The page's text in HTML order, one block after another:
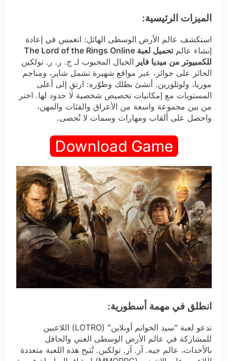
الميزات الرئيسية:
استكشف عالم الأرض الوسطى الهائل: انغمس في إعادة
إنشاء عالم
تحميل لعبة The Lord of the Rings Online
للكمبيوتر من ميديا فاير الخيال المحبوب لـ ج. ر. ر. تولكين
الحائز على جوائز، عبر مواقع شهيرة تشمل شاير، ومناجم
موريا، ولوثلورين. أنشئ بطلك وطوّره: ارتقِ إلى أعلى
المستويات مع إمكانيات تخصيص شخصية لا حدود لها. اختر
من بين مجموعة واسعة من الأعراق والفئات والمهن،
واحصل على ألقاب ومهارات وسمات لا تُحصى.
Download Game
انطلق في مهمة أسطورية:
تدعو لعبة “سيد الخواتم أونلاين” (LOTRO) اللاعبين
للمشاركة في عالم الأرض الوسطى الغني والحافل
بالأحداث، عالم جيه. آر. آر. تولكين. تُتيح هذه اللعبة متعددة